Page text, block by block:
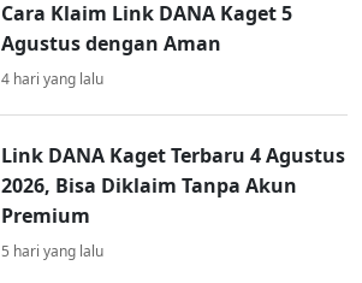
Cara Klaim Link DANA Kaget 5
Agustus dengan Aman
4 hari yang lalu
Link DANA Kaget Terbaru 4 Agustus
2026, Bisa Diklaim Tanpa Akun
Premium
5 hari yang lalu